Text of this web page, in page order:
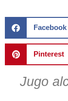
Facebook
Pinterest
Jugo